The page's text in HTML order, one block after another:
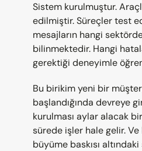
Sistem kurulmuştur.
edilmiştir. Süreçler test
mesajların hangi
bilinmektedir. Hangi
gerektiği deneyimle
Bu birikim yeni bir
başlandığında devreye
kurulması aylar alacak
sürede işler hale gelir. Ve
büyüme baskısı